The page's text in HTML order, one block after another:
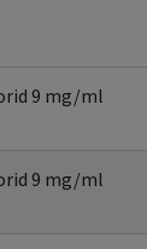
9 mg/ml
9 mg/ml